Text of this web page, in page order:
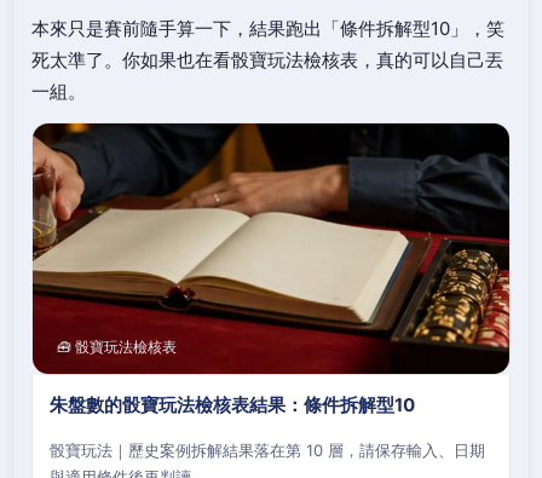
本來只是賽前隨手算一下，結果跑出「條件拆解型10」，笑
死太準了。你如果也在看骰寶玩法檢核表，真的可以自己丟
一組。
🧰 骰寶玩法檢核表
朱盤數的骰寶玩法檢核表結果：條件拆解型10
骰寶玩法｜歷史案例拆解結果落在第 10 層，請保存輸入、日期